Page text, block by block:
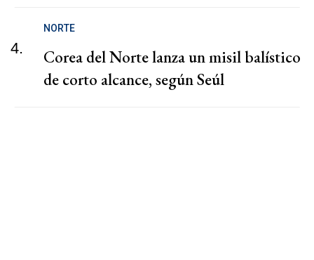
4.
NORTE
Corea del Norte lanza un misil balístico
de corto alcance, según Seúl